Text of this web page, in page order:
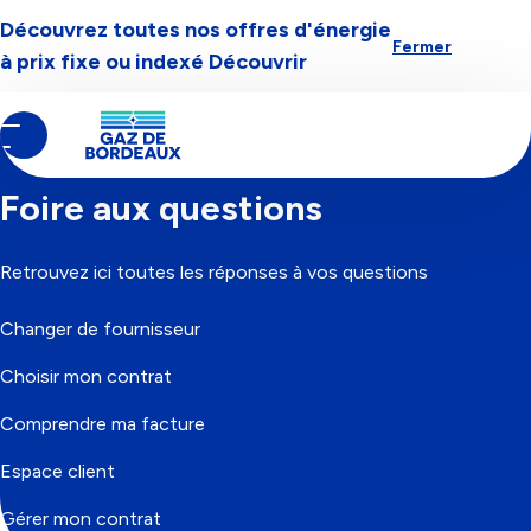
Aller à la navigation Aller au contenuAller au pied-de-page
Découvrez toutes nos offres d'énergie
à prix fixe ou indexé Découvrir
Fermer
Contenu
principal
d'Ariane
Accueil
Foire aux questions
Retrouvez ici toutes les réponses à vos questions
Changer de fournisseur
Choisir mon contrat
Comprendre ma facture
Espace client
Gérer mon contrat